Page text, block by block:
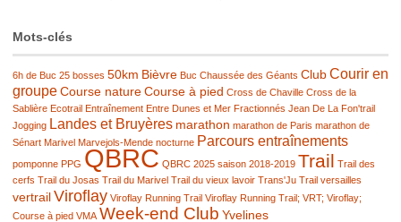
Mots-clés
6h de Buc 25 bosses 50km Bièvre Buc Chaussée des Géants ClubCourir en
groupeCourse natureCourse à pied Cross de Chaville Cross de la
Sablière Ecotrail Entraînement Entre Dunes et Mer Fractionnés Jean De La Fon'trail
Jogging Landes et Bruyères marathon marathon de Paris marathon de
Sénart Marivel Marvejols-Mende nocturne Parcours entraînements
pomponne PPG QBRC QBRC 2025 saison 2018-2019 Trail Trail des
cerfs Trail du Josas Trail du Marivel Trail du vieux lavoir Trans'Ju Trail versailles
vertrailViroflay Viroflay Running Trail Viroflay Running Trail; VRT; Viroflay;
Course à pied VMA Week-end Club Yvelines